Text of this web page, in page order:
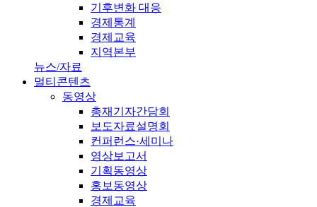
기후변화 대응
경제통계
경제교육
지역본부
뉴스/자료
멀티콘텐츠
동영상
총재기자간담회
보도자료설명회
컨퍼런스·세미나
영상보고서
기획동영상
홍보동영상
경제교육